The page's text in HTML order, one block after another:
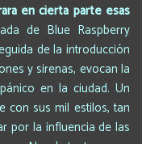
en cierta parte esas
de Blue Raspberry
de la introducción
y sirenas, evocan la
en la ciudad. Un
con sus mil estilos, tan
por la influencia de las